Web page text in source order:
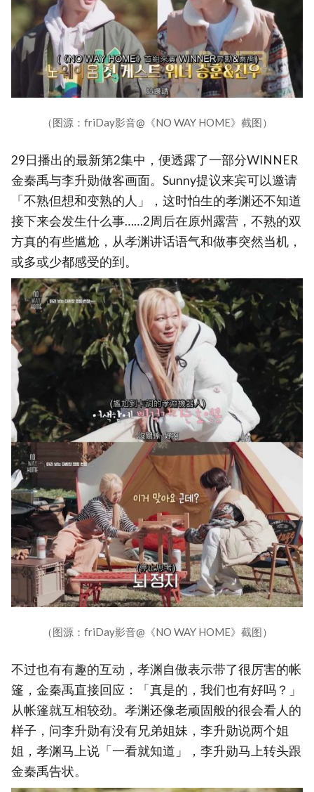
（图源：friDay影音@《NO WAY HOME》截图）
29日播出的最新第2集中，便透露了一部分WINNER
金秦禹与李升勋做客画面。Sunny提议来宾可以邀请
「不熟但想和变熟的人」，这时怕生的孝渊还不知道
接下来会发生什么事……2周后在原州露营，不熟的双
方真的有些尴尬，从孝渊讲话语气和做事突然当机，
或多或少都感受的到。
（图源：friDay影音@《NO WAY HOME》截图）
不过也有有趣的互动，孝渊自傲表示带了很厉害的帐
篷，金秦禹直接回应：「真是的，我们也有好吗？」
从帐篷就互相较劲。孝渊还像老顽固般的很会看人的
样子，问李升勋有没有兄弟姐妹，李升勋说两个姐
姐，孝渊马上说「一看就知道」，李升勋马上转头跟
金秦禹告状。